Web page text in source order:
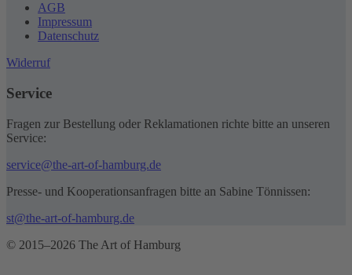
AGB
Impressum
Datenschutz
Widerruf
Service
Fragen zur Bestellung oder Reklamationen richte bitte an unseren
Service:
service@the-art-of-hamburg.de
Presse- und Kooperationsanfragen bitte an Sabine Tönnissen:
st@the-art-of-hamburg.de
© 2015–2026 The Art of Hamburg